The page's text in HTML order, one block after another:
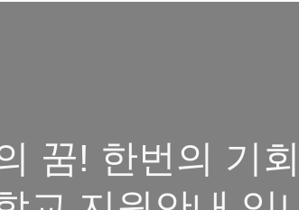
꿈! 한번의 기